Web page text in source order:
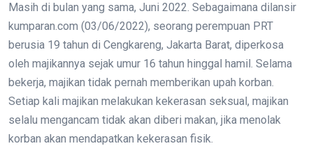
Masih di bulan yang sama, Juni 2022. Sebagaimana dilansir
kumparan.com (03/06/2022), seorang perempuan PRT
berusia 19 tahun di Cengkareng, Jakarta Barat, diperkosa
oleh majikannya sejak umur 16 tahun hinggal hamil. Selama
bekerja, majikan tidak pernah memberikan upah korban.
Setiap kali majikan melakukan kekerasan seksual, majikan
selalu mengancam tidak akan diberi makan, jika menolak
korban akan mendapatkan kekerasan fisik.